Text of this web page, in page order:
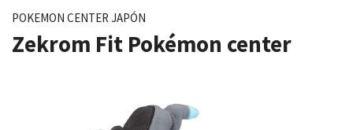
POKEMON CENTER JAPÓN
Zekrom Fit Pokémon center